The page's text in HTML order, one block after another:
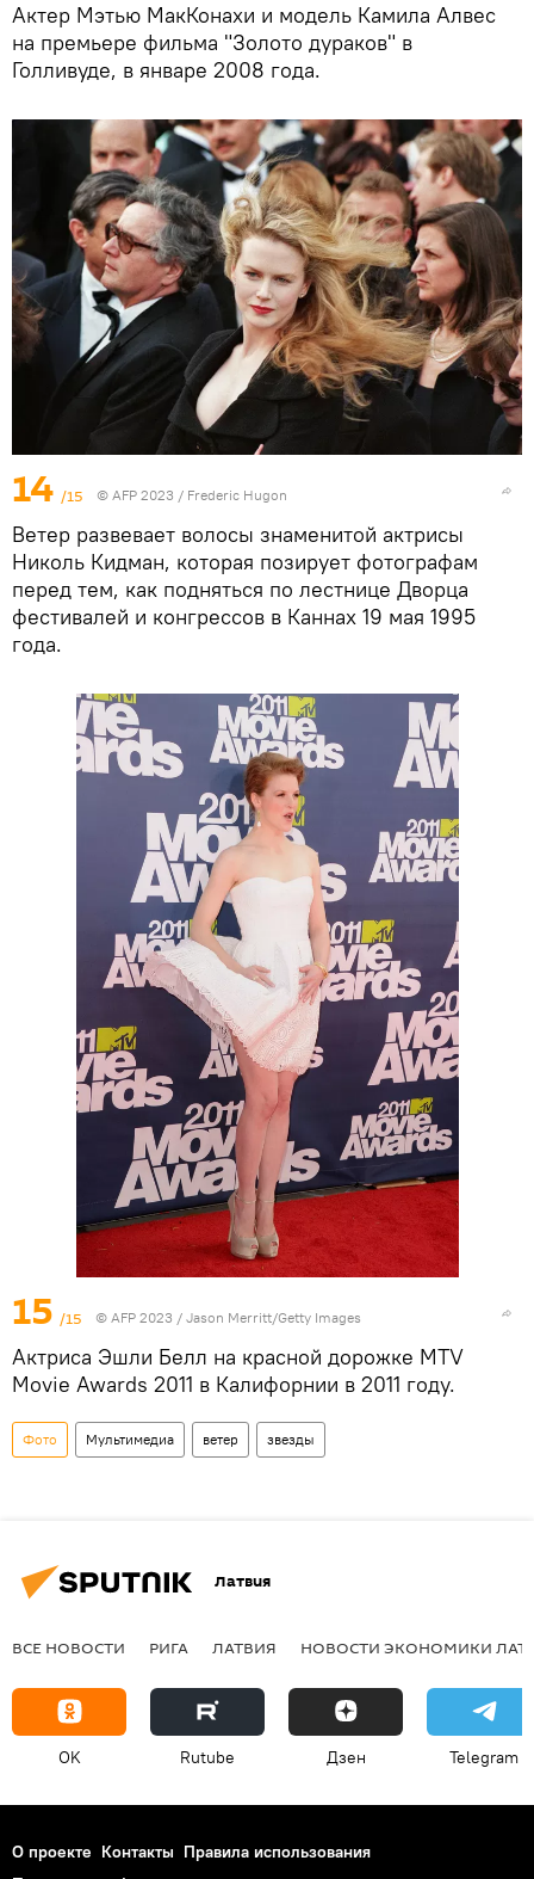
Актер Мэтью МакКонахи и модель Камила Алвес
на премьере фильма "Золото дураков" в
Голливуде, в январе 2008 года.
14 /15 © AFP 2023 / Frederic Hugon
Ветер развевает волосы знаменитой актрисы
Николь Кидман, которая позирует фотографам
перед тем, как подняться по лестнице Дворца
фестивалей и конгрессов в Каннах 19 мая 1995
года.
15 /15 © AFP 2023 / Jason Merritt/Getty Images
Актриса Эшли Белл на красной дорожке MTV
Movie Awards 2011 в Калифорнии в 2011 году.
Фото Мультимедиа ветер звезды
Латвия
ВСЕ НОВОСТИ РИГА ЛАТВИЯ НОВОСТИ ЭКОНОМИКИ
OK Rutube Дзен Telegram
О проекте Контакты Правила использования